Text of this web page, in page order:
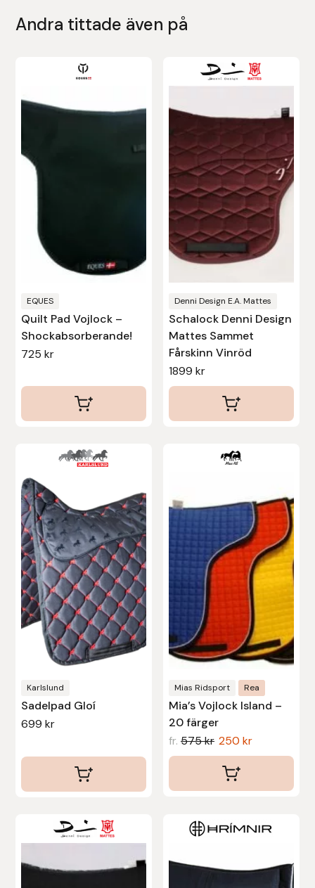
Andra tittade även på
EQUES
Quilt Pad Vojlock –
Shockabsorberande!
725kr
Denni Design E.A. Mattes
Schalock Denni Design
Mattes Sammet
Fårskinn Vinröd
1899 kr
Karlslund
Sadelpad Gloí
699kr
Mias Ridsport Rea
Mia’s Vojlock Island –
20 färger
fr. 575kr 250 kr
produkten
har
flera
varianter.
De
olika
alternativen
kan
väljas
produktsidan
produkten
Lysi Ehf
Mias Ridsport
Muck Boot Company
Nammi Godis
Natur & Kultur bokförlag
Nyttorp
Pharmakas
Pikeur
Prestige
Professional’s Choice
Protector
Roeckl
Saltverk
Sigga Ævars
Sivart Bokförlag